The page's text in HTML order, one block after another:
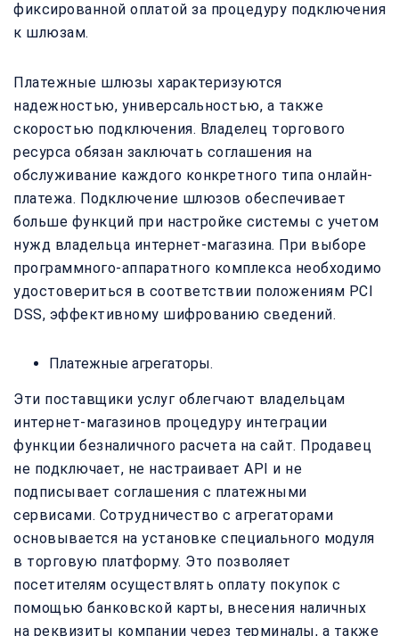
фиксированной оплатой за процедуру подключения
к шлюзам.
Платежные шлюзы характеризуются
надежностью, универсальностью, а также
скоростью подключения. Владелец торгового
ресурса обязан заключать соглашения на
обслуживание каждого конкретного типа онлайн-
платежа. Подключение шлюзов обеспечивает
больше функций при настройке системы с учетом
нужд владельца интернет-магазина. При выборе
программного-аппаратного комплекса необходимо
удостовериться в соответствии положениям PCI
DSS, эффективному шифрованию сведений.
Платежные агрегаторы.
Эти поставщики услуг облегчают владельцам
интернет-магазинов процедуру интеграции
функции безналичного расчета на сайт. Продавец
не подключает, не настраивает API и не
подписывает соглашения с платежными
сервисами. Сотрудничество с агрегаторами
основывается на установке специального модуля
в торговую платформу. Это позволяет
посетителям осуществлять оплату покупок с
помощью банковской карты, внесения наличных
на реквизиты компании через терминалы, а также